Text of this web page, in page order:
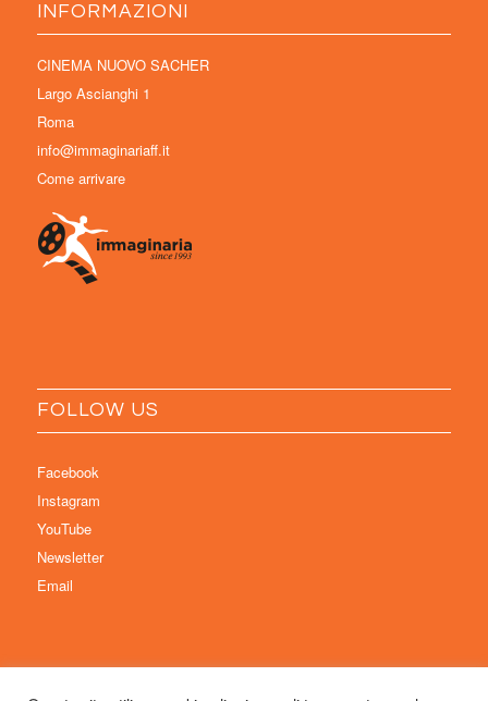
INFORMAZIONI
CINEMA NUOVO SACHER
Largo Ascianghi 1
Roma
info@immaginariaff.it
Come arrivare
FOLLOW US
Facebook
Instagram
YouTube
Newsletter
Email